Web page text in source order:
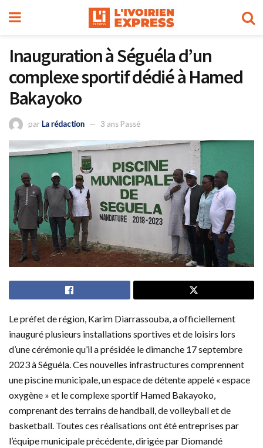
Inauguration à Séguéla d’un
complexe sportif dédié à Hamed
Bakayoko
parLa rédaction 3 ans Passé
Le préfet de région, Karim Diarrassouba, a officiellement
inauguré plusieurs installations sportives et de loisirs lors
d’une cérémonie qu’il a présidée le dimanche 17 septembre
2023 à Séguéla. Ces nouvelles infrastructures comprennent
une piscine municipale, un espace de détente appelé « espace
oxygène » et le complexe sportif Hamed Bakayoko,
comprenant des terrains de handball, de volleyball et de
basketball. Toutes ces réalisations ont été entreprises par
l’équipe municipale précédente, dirigée par Diomandé